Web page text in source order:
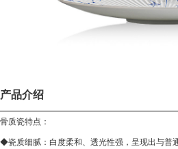
产品介绍
骨质瓷特点：
◆瓷质细腻：白度柔和、透光性强，呈现出与普